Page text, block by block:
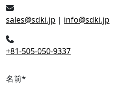
sales@sdki.jp | info@sdki.jp
+81-505-050-9337
名前*